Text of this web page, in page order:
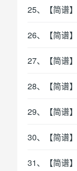
25、【简谱】
26、【简谱】
27、【简谱】
28、【简谱】
29、【简谱】
30、【简谱】
31、【简谱】